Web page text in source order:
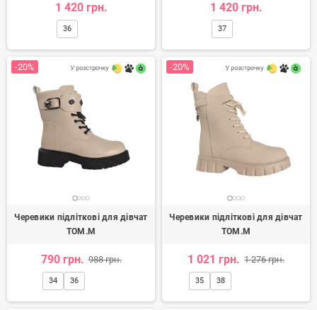
1 420 грн.
36
1 420 грн.
37
-20%
Черевики підліткові для дівчат
TOM.M
790 грн. 988 грн.
34 36
-20%
Черевики підліткові для дівчат
TOM.M
1 021 грн. 1 276 грн.
35 38